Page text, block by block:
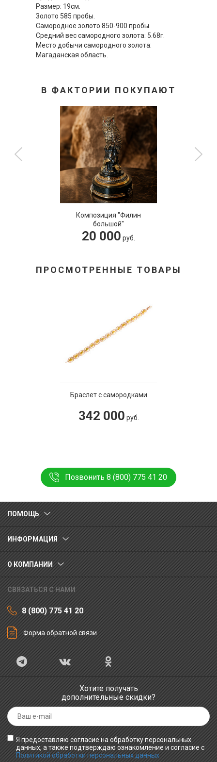
Размер: 19см.
Золото 585 пробы.
Самородное золото 850-900 пробы.
Средний вес самородного золота: 5.68г.
Место добычи самородного золота:
Магаданская область.
В ФАКТОРИИ ПОКУПАЮТ
Композиция "Филин
большой"
20 000 руб.
ПРОСМОТРЕННЫЕ ТОВАРЫ
Браслет с самородками
342 000 руб.
Позвонить 8 (800) 775 41 20
ПОМОЩЬ
ИНФОРМАЦИЯ
О КОМПАНИИ
СВЯЗАТЬСЯ С НАМИ
8 (800) 775 41 20
Форма обратной связи
Хотите получать
дополнительные скидки?
Я предоставляю согласие на обработку персональных
данных, а также подтверждаю ознакомление и согласие с
Политикой обработки персональных данных